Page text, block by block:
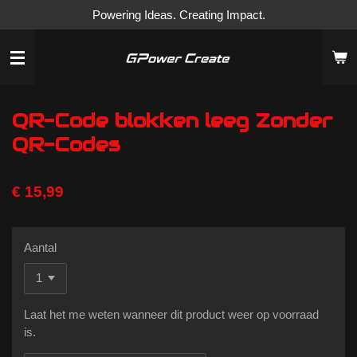
direct
naar
de
Powering Ideas. Creating Impact.
QR-Code blokken leeg Zonder
QR-Codes
€ 15,99
Aantal
Laat het me weten wanneer dit product weer op voorraad
is.